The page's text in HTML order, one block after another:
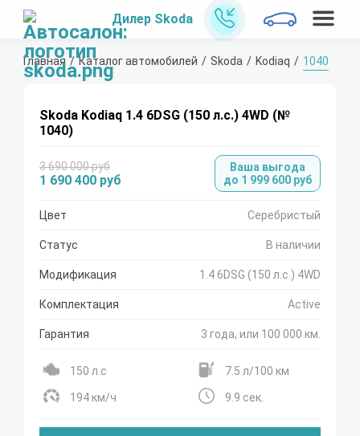
Дилер Skoda
Главная Каталог автомобилей Skoda Kodiaq 1040
Skoda Kodiaq 1.4 6DSG (150 л.с.) 4WD (№
1040)
3 690 000 руб
1 690 400 руб
Ваша выгода
до 1 999 600 руб
Цвет Серебристый
Статус В наличии
Модификация 1.4 6DSG (150 л.с.) 4WD
Комплектация Active
Гарантия 3 года, или 100 000 км.
150 л.с 7.5 л/100 км
194 км/ч 9.9 сек.